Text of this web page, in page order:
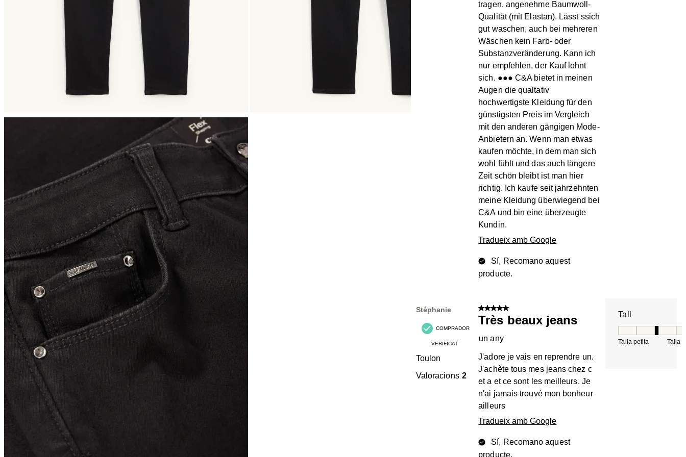
tragen, angenehme Baumwoll-
Qualität (mit Elastan). Lässt ssich
gut waschen, auch bei mehreren
Wäschen kein Farb- oder
Substanzveränderung. Kann ich
nur empfehlen, der Kauf lohnt
sich. ●●● C&A bietet in meinen
Augen die qualtativ
hochwertigste Kleidung für den
günstigsten Preis im Vergleich
mit den anderen gängigen Mode-
Anbietern an. Wenn man etwas
kaufen möchte, in dem man sich
wohl fühlt und das auch längere
Zeit schön bleibt ist man hier
richtig. Ich kaufe seit jahrzehnten
meine Kleidung überwiegend bei
C&A und bin eine überzeugte
Kundin.
Tradueix amb Google
Sí, Recomano aquest
producte.
Stéphanie
COMPRADOR
VERIFICAT
Toulon
Valoracions 2
5 de 5 estrelles.
Très beaux jeans
un any
J'adore je vais en reprendre un.
J'achète tous mes jeans chez c
et a et ce sont les meilleurs. Je
n'ai jamais trouvé mon bonheur
ailleurs
Tradueix amb Google
Sí, Recomano aquest
producte.
Tall
Talla petita Talla